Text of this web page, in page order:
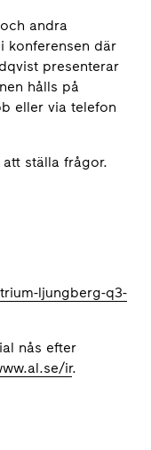
andra
konferensen där
presenterar
hålls på
eller via telefon
ställa frågor.
ljungberg-q3-
nås efter
ir.